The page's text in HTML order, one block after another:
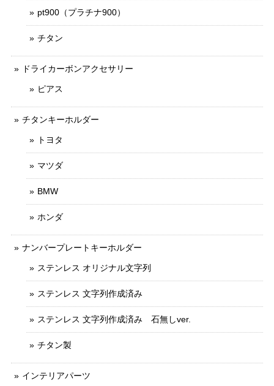
pt900（プラチナ900）
チタン
ドライカーボンアクセサリー
ピアス
チタンキーホルダー
トヨタ
マツダ
BMW
ホンダ
ナンバープレートキーホルダー
ステンレス オリジナル文字列
ステンレス 文字列作成済み
ステンレス 文字列作成済み 石無しver.
チタン製
インテリアパーツ